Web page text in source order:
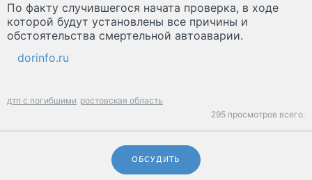
По факту случившегося начата проверка, в ходе
которой будут установлены все причины и
обстоятельства смертельной автоаварии.
dorinfo.ru
дтп с погибшими ростовская область
295 просмотров всего.
ОБСУДИТЬ